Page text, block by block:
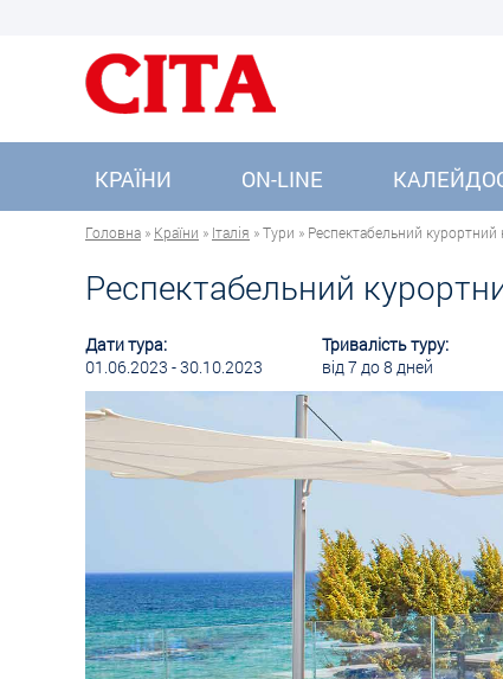
КРАЇНИ ON-LINE
Головна » Країни » Італія » Тури » Респектабельний
Респектабельний
Дати тура:
01.06.2023 - 30.10.2023
Тривалість туру:
від 7 до 8 дней